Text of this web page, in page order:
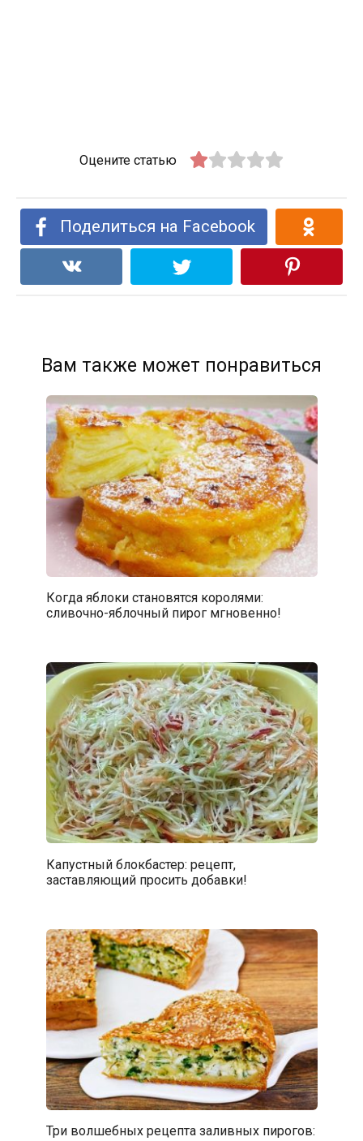
Оцените статью
Поделиться на Facebook
Вам также может понравиться
Когда яблоки становятся королями:
сливочно-яблочный пирог мгновенно!
Капустный блокбастер: рецепт,
заставляющий просить добавки!
Три волшебных рецепта заливных пирогов: